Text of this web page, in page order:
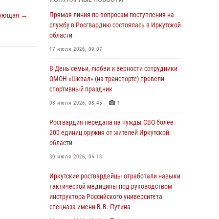
→
Росгвардейцы из Братска присоединились к
донорской акции «От сердца к сердцу»
(видео)
31 июля 2026, 04:37
Сотрудники Росгвардии нашли и вернули
родственникам пропавшую пожилую
женщину в Иркутске
30 июля 2026, 07:37
Росгвардия передала на нужды СВО более
200 единиц оружия от жителей Иркутской
области
30 июля 2026, 06:13
При силовой поддержке СОБР Росгвардии в
Иркутской области провели рейды по
соблюдению миграционного
законодательства
Прямая линия по вопросам поступления на
службу в Росгвардию состоялась в Иркутской
области
17 июля 2026, 09:07
В День семьи, любви и верности сотрудники
ОМОН «Шквал» (на транспорте) провели
спортивный праздник
08 июля 2026, 08:45 1
Росгвардия передала на нужды СВО более
200 единиц оружия от жителей Иркутской
области
30 июля 2026, 06:13
Иркутские росгвардейцы отработали навыки
тактической медицины под руководством
инструктора Российского университета
спецназа имени В.В. Путина